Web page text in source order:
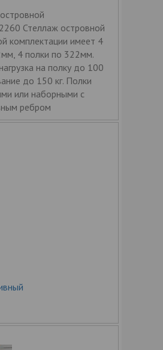
Стеллаж островной
комплектации имеет 4
4 полки по 322мм.
на полку до 100
до 150 кг. Полки
или наборными с
ребром